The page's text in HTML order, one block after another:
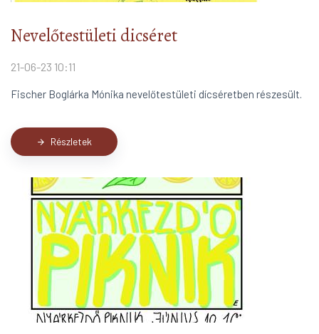
Nevelőtestületi dicséret
21-06-23 10:11
Fischer Boglárka Mónika nevelőtestületi dícséretben részesült.
arrow_forward Részletek